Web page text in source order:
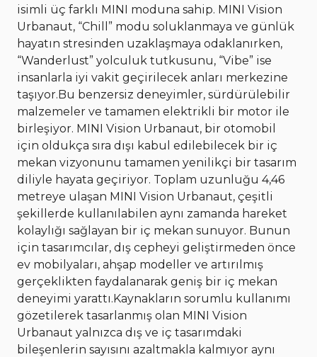
isimli üç farklı MINI moduna sahip. MINI Vision
Urbanaut, “Chill” modu soluklanmaya ve günlük
hayatın stresinden uzaklaşmaya odaklanırken,
“Wanderlust” yolculuk tutkusunu, “Vibe” ise
insanlarla iyi vakit geçirilecek anları merkezine
taşıyor.Bu benzersiz deneyimler, sürdürülebilir
malzemeler ve tamamen elektrikli bir motor ile
birleşiyor. MINI Vision Urbanaut, bir otomobil
için oldukça sıra dışı kabul edilebilecek bir iç
mekan vizyonunu tamamen yenilikçi bir tasarım
diliyle hayata geçiriyor. Toplam uzunluğu 4,46
metreye ulaşan MINI Vision Urbanaut, çeşitli
şekillerde kullanılabilen aynı zamanda hareket
kolaylığı sağlayan bir iç mekan sunuyor. Bunun
için tasarımcılar, dış cepheyi geliştirmeden önce
ev mobilyaları, ahşap modeller ve artırılmış
gerçeklikten faydalanarak geniş bir iç mekan
deneyimi yarattı.Kaynakların sorumlu kullanımı
gözetilerek tasarlanmış olan MINI Vision
Urbanaut yalnızca dış ve iç tasarımdaki
bileşenlerin sayısını azaltmakla kalmıyor aynı